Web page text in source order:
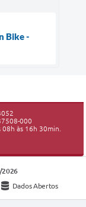
Bike -
000
às 16h 30min.
2026
Dados Abertos